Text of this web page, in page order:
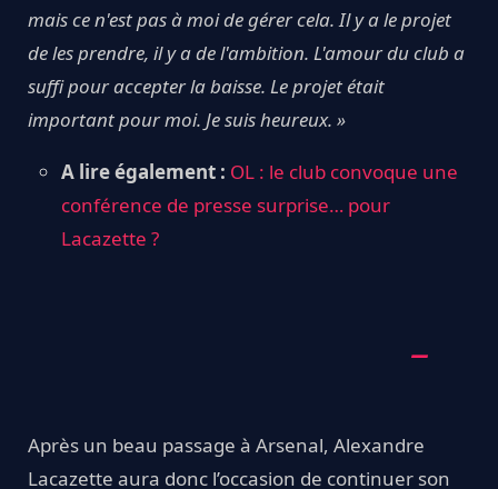
mais ce n'est pas à moi de gérer cela. Il y a le projet
de les prendre, il y a de l'ambition. L'amour du club a
suffi pour accepter la baisse. Le projet était
important pour moi. Je suis heureux. »
A lire également : OL : le club convoque une
conférence de presse surprise… pour
Lacazette ?
Après un beau passage à Arsenal, Alexandre
Lacazette aura donc l’occasion de continuer son